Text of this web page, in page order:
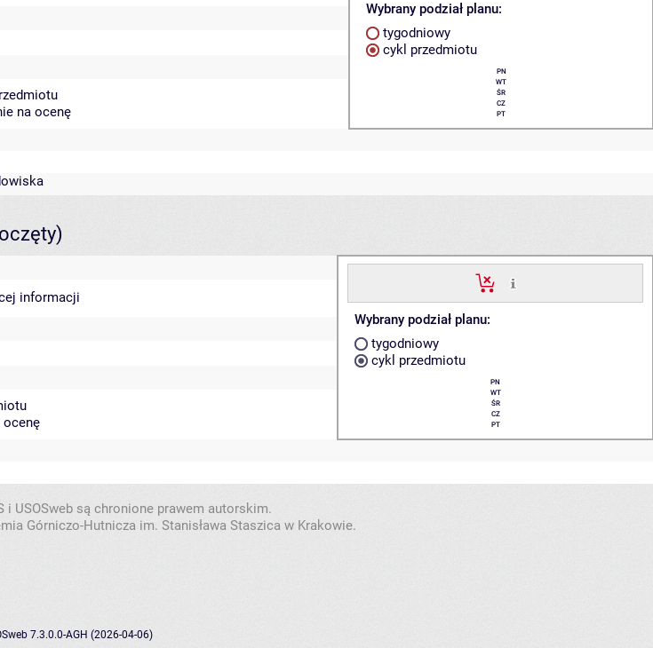
Wybrany podział planu:
tygodniowy
cykl przedmiotu
PN
WT
ŚR
CZ
PT
na ocenę
Wybrany podział planu:
tygodniowy
cykl przedmiotu
PN
WT
ŚR
CZ
PT
informacji
ocenę
i USOSweb są chronione prawem autorskim.
Górniczo-Hutnicza im. Stanisława Staszica w Krakowie.
7.3.0.0-AGH (2026-04-06)